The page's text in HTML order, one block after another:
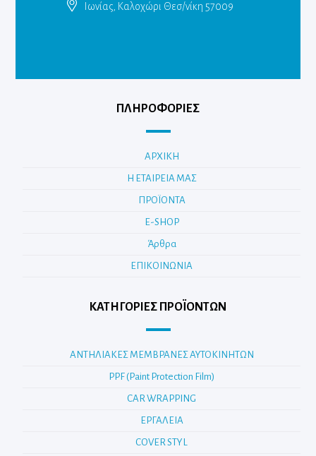
Ιωνίας, Καλοχώρι Θεσ/νίκη 57009
ΠΛΗΡΟΦΟΡΙΕΣ
ΑΡΧΙΚΗ
Η ΕΤΑΙΡΕΙΑ ΜΑΣ
ΠΡΟΪΟΝΤΑ
E-SHOP
Άρθρα
ΕΠΙΚΟΙΝΩΝΙΑ
ΚΑΤΗΓΟΡΊΕΣ ΠΡΟΪΌΝΤΩΝ
ΑΝΤΗΛΙΑΚΕΣ ΜΕΜΒΡΑΝΕΣ ΑΥΤΟΚΙΝΗΤΩΝ
PPF (Paint Protection Film)
CAR WRAPPING
ΕΡΓΑΛΕΙΑ
COVER STYL